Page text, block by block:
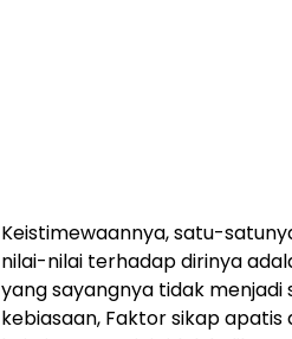
Keistimewaannya, satu-
nilai-nilai terhadap dirinya
yang sayangnya tidak
kebiasaan, Faktor sikap